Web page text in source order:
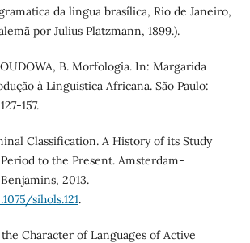
da lingua brasílica, Rio de Janeiro,
por Julius Platzmann, 1899.).
B. Morfologia. In: Margarida
à Linguística Africana. São Paulo:
157.
Classification. A History of its Study
to the Present. Amsterdam-
2013.
sihols.121.
Character of Languages of Active